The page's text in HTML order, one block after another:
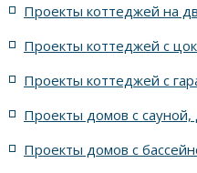
с террасой и 6 комнатами
Проекты коттеджей на
Проекты коттеджей с
Проекты коттеджей с
Проекты домов с сауной,
Проекты домов с